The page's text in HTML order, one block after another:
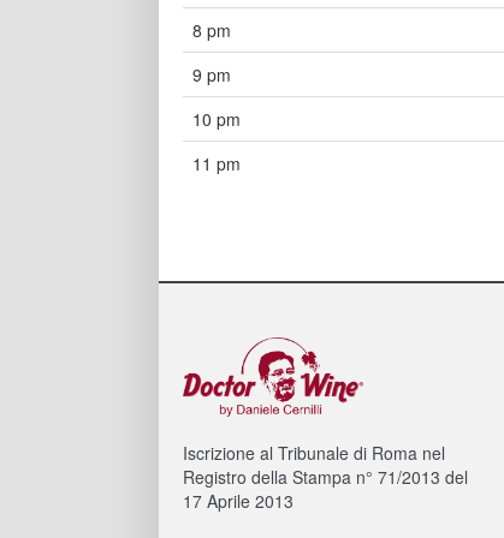
8 pm
9 pm
10 pm
11 pm
Iscrizione al Tribunale di Roma nel
Registro della Stampa n° 71/2013 del
17 Aprile 2013